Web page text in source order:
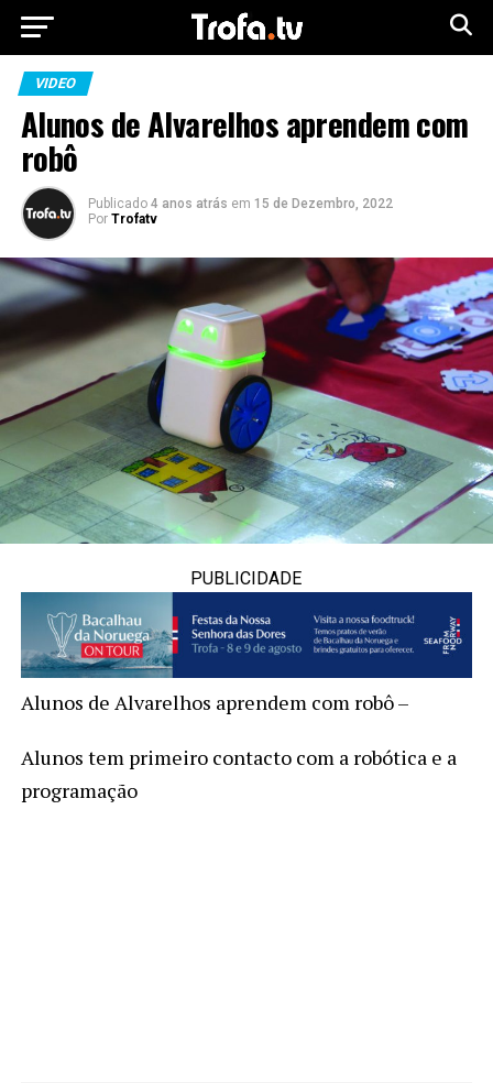
VIDEO
Alunos de Alvarelhos aprendem com
robô
Publicado 4 anos atrás em 15 de Dezembro, 2022
Por Trofatv
PUBLICIDADE
Alunos de Alvarelhos aprendem com robô –
Alunos tem primeiro contacto com a robótica e a
programação